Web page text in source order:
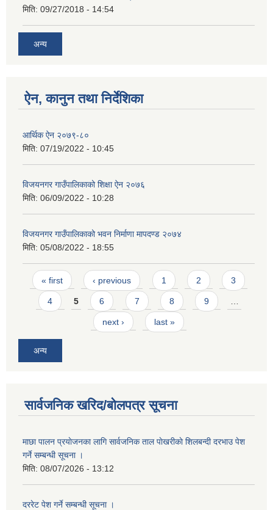
मिति: 09/27/2018 - 14:54
अन्य
ऐन, कानुन तथा निर्देशिका
आर्थिक ऐन २०७९-८०
मिति: 07/19/2022 - 10:45
विजयनगर गाउँपालिकाको शिक्षा ऐन २०७६
मिति: 06/09/2022 - 10:28
विजयनगर गाउँपालिकाको भवन निर्माणा मापदण्ड २०७४
मिति: 05/08/2022 - 18:55
Pages
« first ‹ previous 1 2 3
4 5 6 7 8 9 …
next › last »
अन्य
सार्वजनिक खरिद/बोलपत्र सूचना
माछा पालन प्रयाेजनका लागि सार्वजनिक ताल पाेखरीकाे शिलबन्दी दरभाउ पेश
गर्ने सम्बन्धी सूचना ।
मिति: 08/07/2026 - 13:12
दररेट पेश गर्ने सम्बन्धी सूचना ।